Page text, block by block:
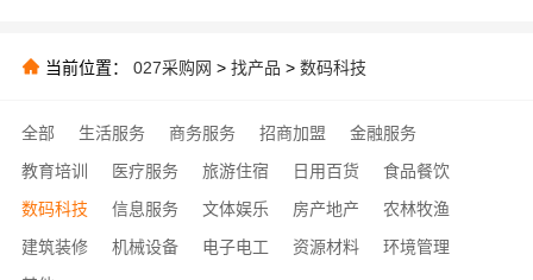
当前位置： 027采购网 > 找产品 > 数码科技
全部 生活服务 商务服务 招商加盟
金融服务
教育培训
医疗服务 旅游住宿 日用百货
食品餐饮
数码科技
信息服务 文体娱乐 房产地产
农林牧渔
建筑装修
机械设备 电子电工 资源材料
环境管理